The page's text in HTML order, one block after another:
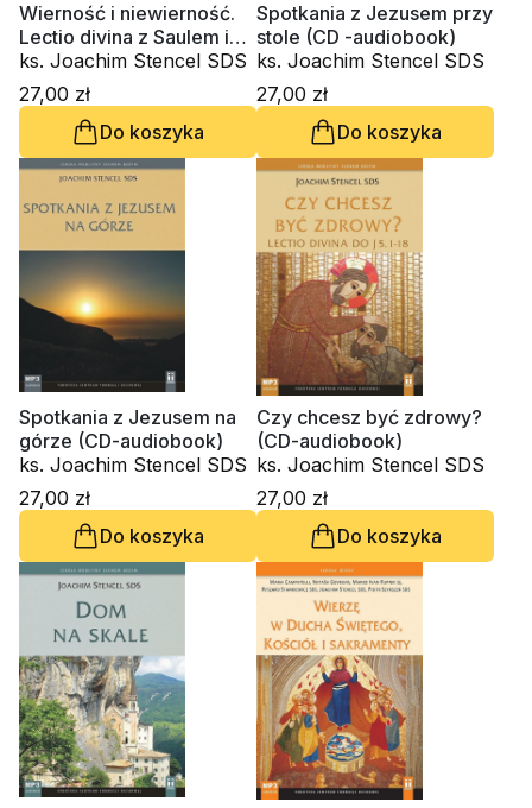
Wierność i niewierność.
Lectio divina z Saulem i
Dawidem (CD-audiobook)
ks. Joachim Stencel SDS
27,00 zł
Do koszyka
Spotkania z Jezusem przy
stole (CD -audiobook)
ks. Joachim Stencel SDS
27,00 zł
Do koszyka
Spotkania z Jezusem na
górze (CD-audiobook)
ks. Joachim Stencel SDS
27,00 zł
Do koszyka
Czy chcesz być zdrowy?
(CD-audiobook)
ks. Joachim Stencel SDS
27,00 zł
Do koszyka